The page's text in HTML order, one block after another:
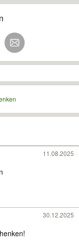
11.08.2025
30.12.2025